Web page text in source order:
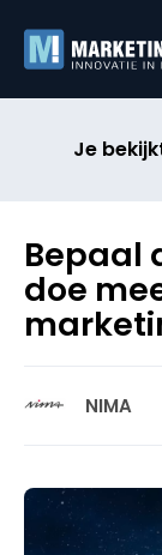
Je
Bepaal
doe
NIMA